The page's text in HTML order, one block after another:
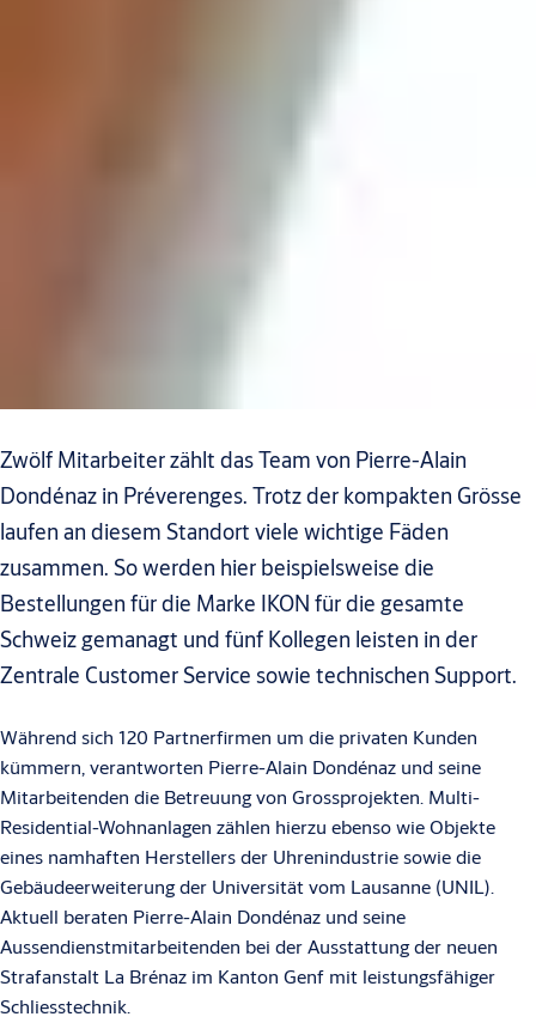
Zwölf Mitarbeiter zählt das Team von Pierre-Alain
Dondénaz in Préverenges. Trotz der kompakten Grösse
laufen an diesem Standort viele wichtige Fäden
zusammen. So werden hier beispielsweise die
Bestellungen für die Marke IKON für die gesamte
Schweiz gemanagt und fünf Kollegen leisten in der
Zentrale Customer Service sowie technischen Support.
Während sich 120 Partnerfirmen um die privaten Kunden
kümmern, verantworten Pierre-Alain Dondénaz und seine
Mitarbeitenden die Betreuung von Grossprojekten. Multi-
Residential-Wohnanlagen zählen hierzu ebenso wie Objekte
eines namhaften Herstellers der Uhrenindustrie sowie die
Gebäudeerweiterung der Universität vom Lausanne (UNIL).
Aktuell beraten Pierre-Alain Dondénaz und seine
Aussendienstmitarbeitenden bei der Ausstattung der neuen
Strafanstalt La Brénaz im Kanton Genf mit leistungsfähiger
Schliesstechnik.